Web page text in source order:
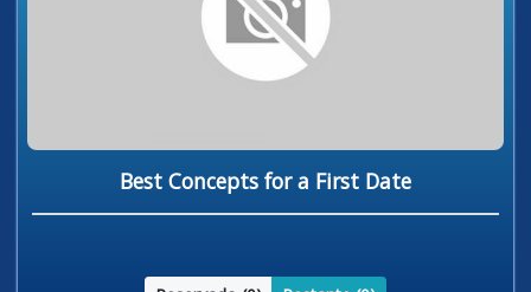
Best Concepts for a First Date